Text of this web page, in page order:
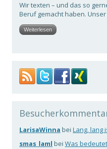
Wir texten – und das so
Beruf gemacht haben. Unser
Weiterlesen
LarisaWinna bei Lang, lang
smas_laml bei Was